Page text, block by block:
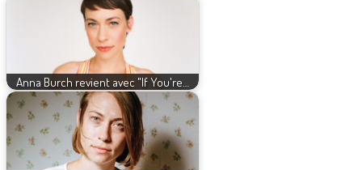
Anna Burch revient avec "If You're…